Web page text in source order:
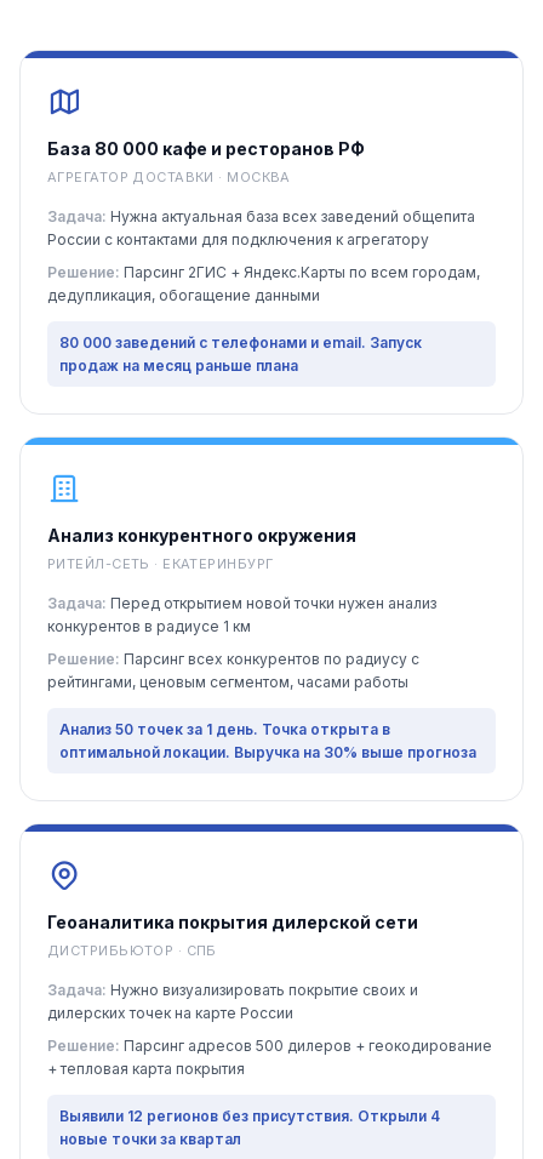
База 80 000 кафе и ресторанов РФ
АГРЕГАТОР ДОСТАВКИ · МОСКВА
Задача: Нужна актуальная база всех заведений общепита
России с контактами для подключения к агрегатору
Решение: Парсинг 2ГИС + Яндекс.Карты по всем городам,
дедупликация, обогащение данными
80 000 заведений с телефонами и email. Запуск
продаж на месяц раньше плана
Анализ конкурентного окружения
РИТЕЙЛ-СЕТЬ · ЕКАТЕРИНБУРГ
Задача: Перед открытием новой точки нужен анализ
конкурентов в радиусе 1 км
Решение: Парсинг всех конкурентов по радиусу с
рейтингами, ценовым сегментом, часами работы
Анализ 50 точек за 1 день. Точка открыта в
оптимальной локации. Выручка на 30% выше прогноза
Геоаналитика покрытия дилерской сети
ДИСТРИБЬЮТОР · СПБ
Задача: Нужно визуализировать покрытие своих и
дилерских точек на карте России
Решение: Парсинг адресов 500 дилеров + геокодирование
+ тепловая карта покрытия
Выявили 12 регионов без присутствия. Открыли 4
новые точки за квартал